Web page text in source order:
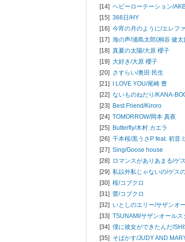
[14] ヘビーローテーション/
[15] 366日/HY
[16] 今宵の月のように/エレフ
[17] 海の声/浦島太郎(桐谷 健太)
[18] 真夏の太陽/大原 櫻子
[19] 大好き/大原 櫻子
[20] さすらい/奥田 民生
[21] I LOVE YOU/尾崎 豊
[22] ないものねだり/KANA-
[23] Best Friend/Kiroro
[24] TOMORROW/岡本 真夜
[25] Butterfly/木村 カエラ
[26] 千本桜/黒うさP feat. 初音
[27] Sing/Goose house
[28] ロマンスがありあまる/ゲ
[29] 私以外私じゃないの/ゲス
[30] 桜/コブクロ
[31] 蕾/コブクロ
[32] いとしのエリー/サザンオ
[33] TSUNAMI/サザンオールス
[34] 僕に彼女ができたんだ/
[35] そばかす/JUDY AND